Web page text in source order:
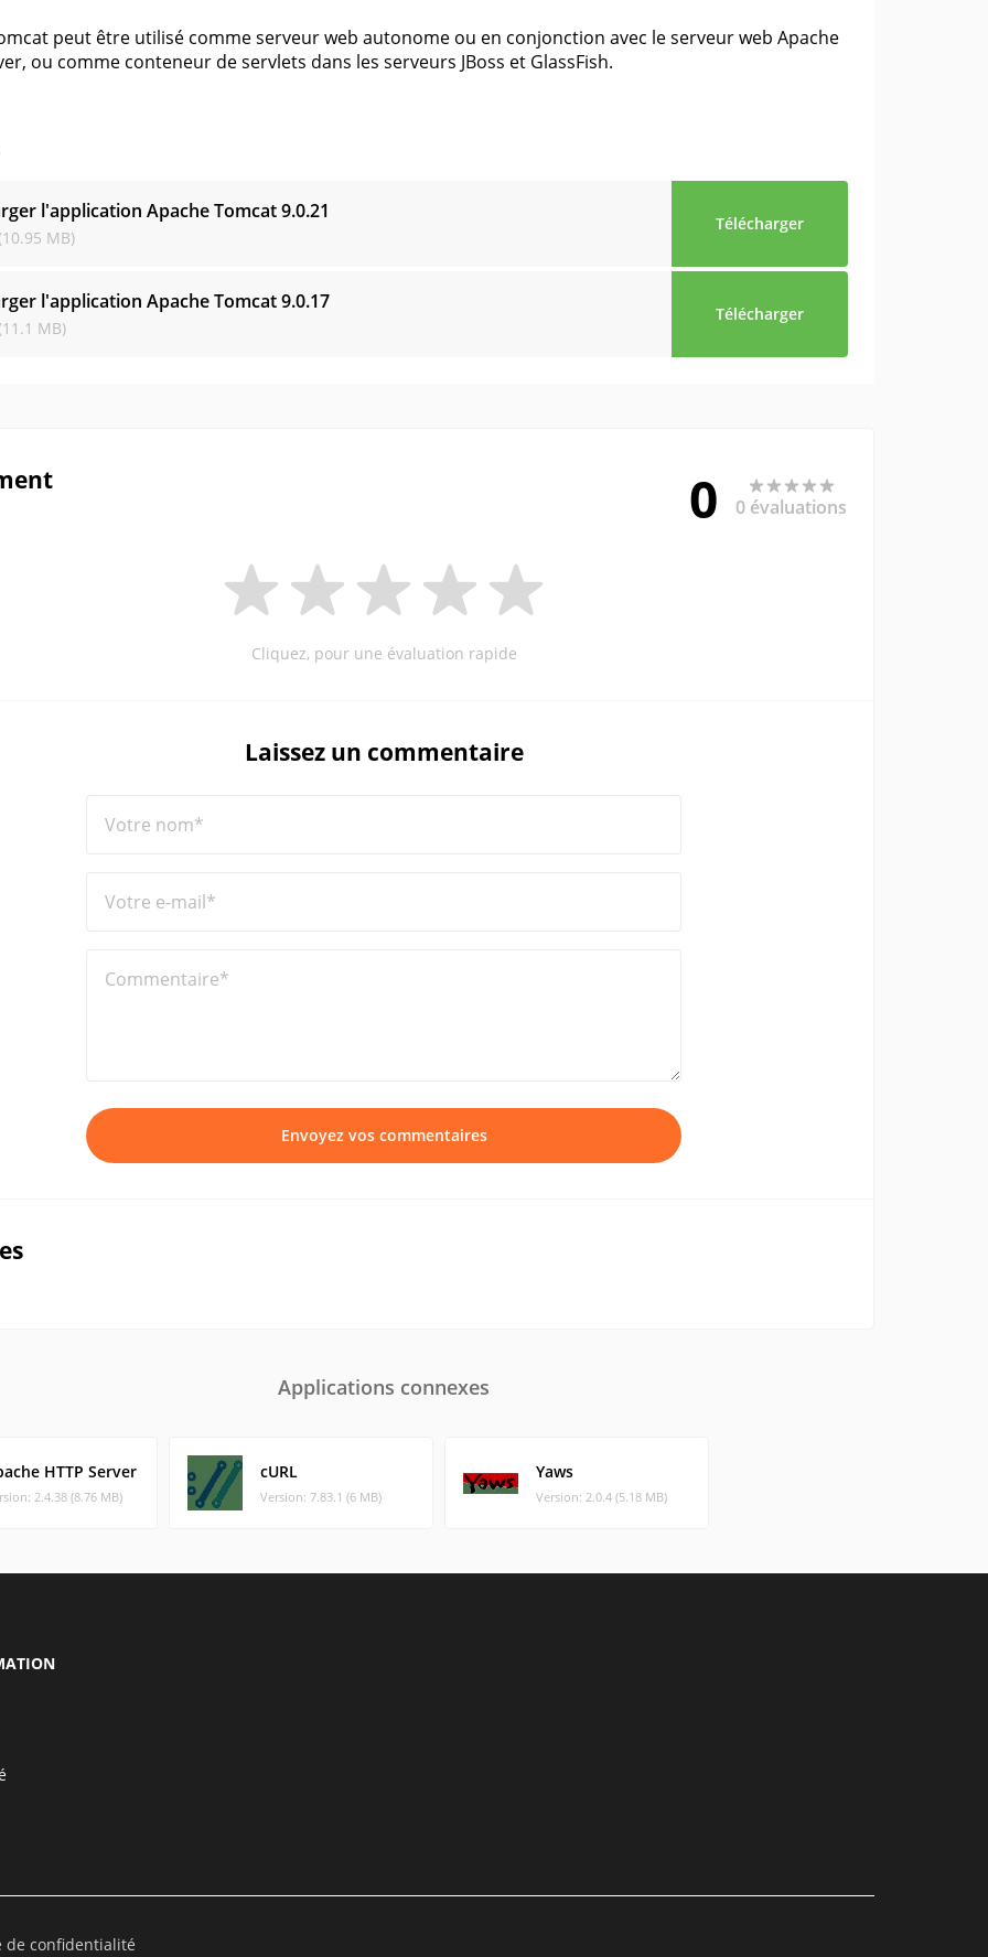
peut être utilisé comme serveur web autonome ou en conjonction avec le serveur web Apache
ou comme conteneur de servlets dans les serveurs JBoss et GlassFish.
l'application Apache Tomcat9.0.21
MB)
Télécharger
l'application Apache Tomcat9.0.17
MB)
Télécharger
0 0 évaluations
Cliquez, pour une évaluation rapide
Laissez un commentaire
Votre nom*
Votre e-mail*
Commentaire*
Envoyez vos commentaires
Applications connexes
HTTP Server
2.4.38 (8.76 MB)
cURL
Version: 7.83.1 (6 MB)
Yaws
Version: 2.0.4 (5.18 MB)
de confidentialité